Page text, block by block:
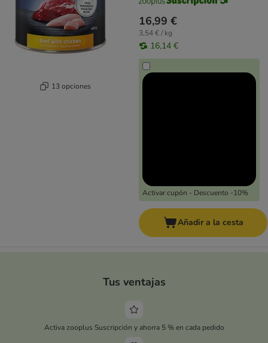
13 opciones
16,99 €
3,54 € / kg
16,14 €
Activar cupón - Descuento -10%
Añadir a la cesta
Tus ventajas
Activa zooplus Suscripción y ahorra 5 % en cada pedido